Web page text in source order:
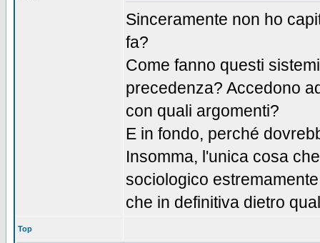
Sinceramente non ho
fa?
Come fanno questi
precedenza? Accedono
con quali argomenti?
E in fondo, perché
Insomma, l'unica cosa
sociologico
che in definitiva dietro
Top